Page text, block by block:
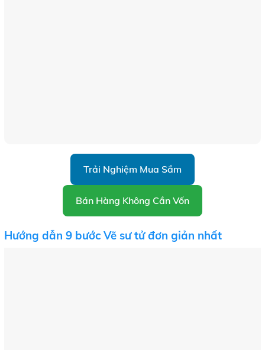
Trải Nghiệm Mua Sắm
Bán Hàng Không Cần Vốn
Hướng dẫn 9 bước Vẽ sư tử đơn giản nhất